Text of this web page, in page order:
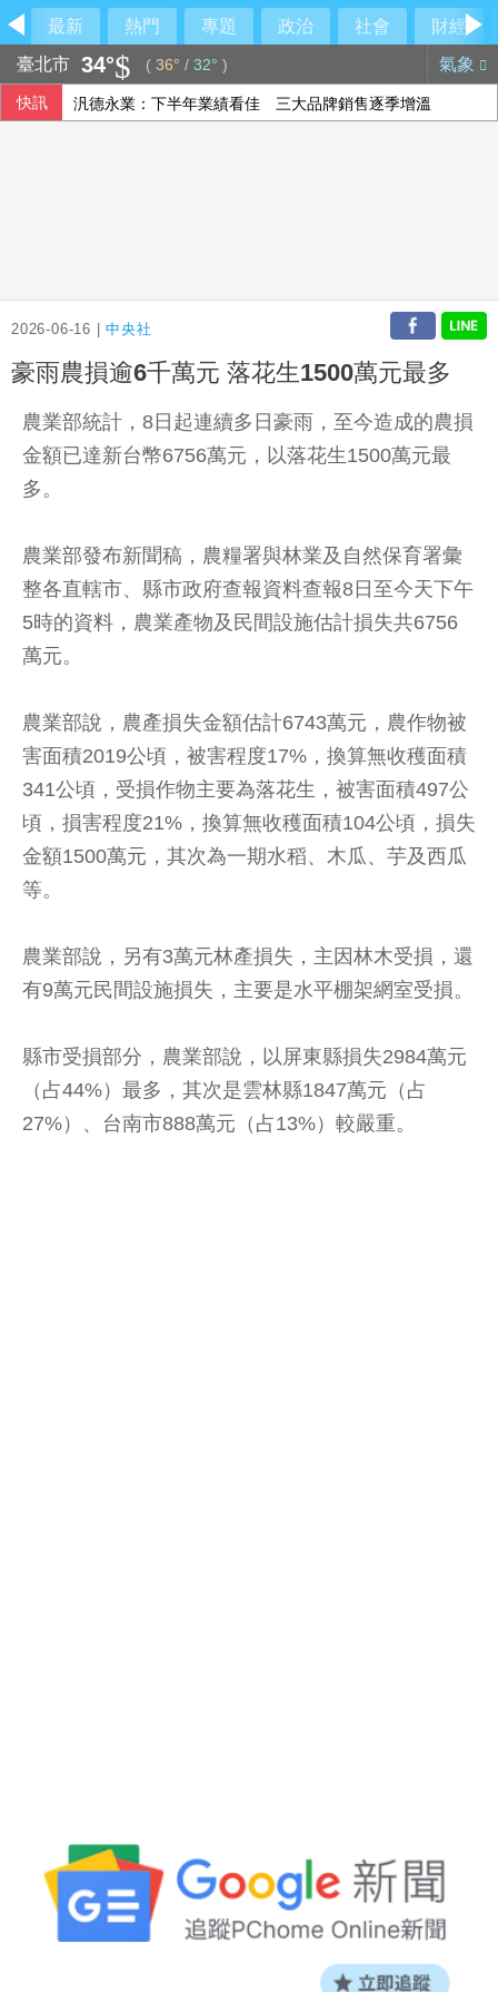
最新 熱門 專題 政治 社會
財經
臺北市 34° ( 36° / 32° ) 氣象
快訊 汎德永業：下半年業績看佳 三大品牌銷售逐季增溫
2026-06-16 |中央社
豪雨農損逾6千萬元 落花生1500萬元最多
農業部統計，8日起連續多日豪雨，至今造成的農損
金額已達新台幣6756萬元，以落花生1500萬元最
多。
農業部發布新聞稿，農糧署與林業及自然保育署彙
整各直轄市、縣市政府查報資料查報8日至今天下午
5時的資料，農業產物及民間設施估計損失共6756
萬元。
農業部說，農產損失金額估計6743萬元，農作物被
害面積2019公頃，被害程度17%，換算無收穫面積
341公頃，受損作物主要為落花生，被害面積497公
頃，損害程度21%，換算無收穫面積104公頃，損失
金額1500萬元，其次為一期水稻、木瓜、芋及西瓜
等。
農業部說，另有3萬元林產損失，主因林木受損，還
有9萬元民間設施損失，主要是水平棚架網室受損。
縣市受損部分，農業部說，以屏東縣損失2984萬元
（占44%）最多，其次是雲林縣1847萬元（占
27%）、台南市888萬元（占13%）較嚴重。